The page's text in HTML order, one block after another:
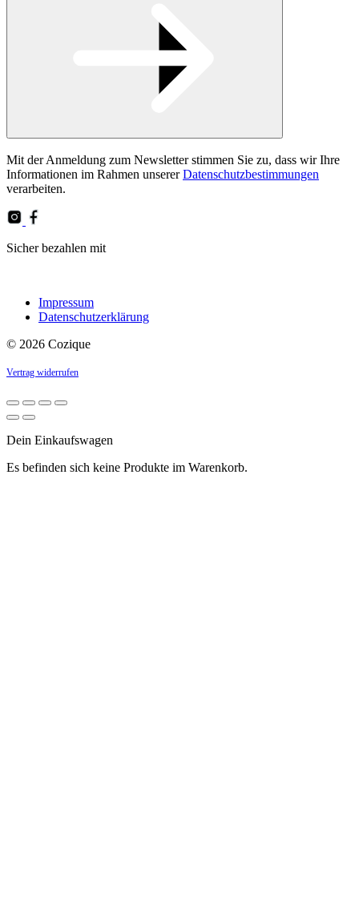
leave
this
field
Mit der Anmeldung zum Newsletter stimmen Sie zu, dass wir Ihre
Informationen im Rahmen unsererDatenschutzbestimmungen
verarbeiten.
Sicher bezahlen mit
Impressum
Datenschutzerklärung
© 2026 Cozique
Vertrag widerrufen
Dein Einkaufswagen
Es befinden sich keine Produkte im Warenkorb.